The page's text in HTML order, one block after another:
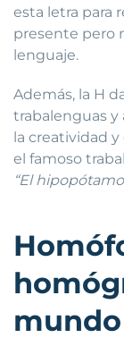
esta letra para
presente pero
lenguaje.
Además, la H
trabalenguas y
la creatividad
el famoso
“El